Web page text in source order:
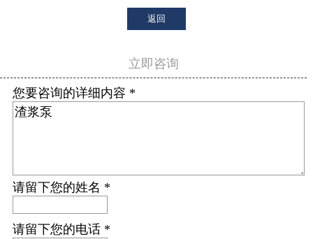
返回
立即咨询
您要咨询的详细内容 *
请留下您的姓名 *
请留下您的电话 *